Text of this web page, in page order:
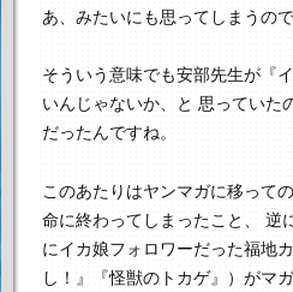
あ、みたいにも思ってしまうので
そういう意味でも安部先生が『
いんじゃないか、と 思っていた
だったんですね。
このあたりはヤンマガに移って
命に終わってしまったこと、
逆
にイカ娘フォロワーだった福地
し！』『怪獣のトカゲ』）がマ